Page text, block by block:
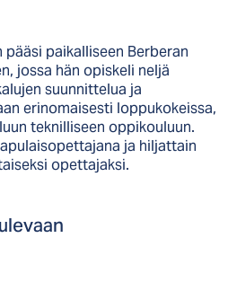
paikalliseen Berberan
jossa hän opiskeli neljä
suunnittelua ja
erinomaisesti loppukokeissa,
teknilliseen oppikouluun.
ja hiljattain
opettajaksi.